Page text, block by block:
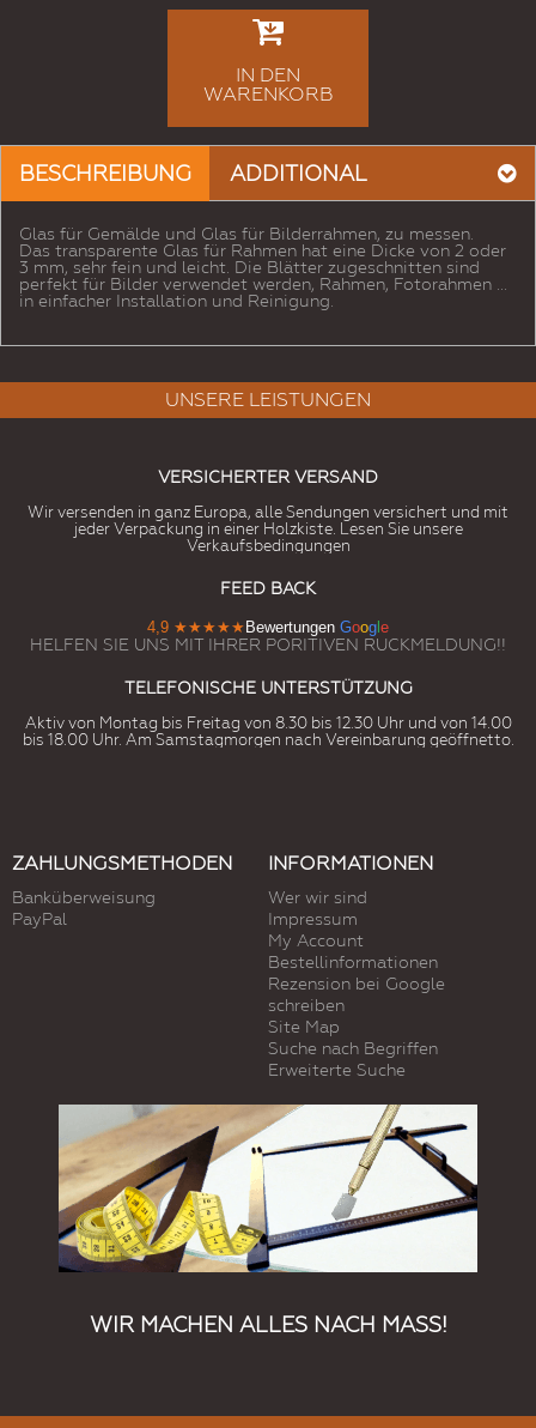
IN DEN
WARENKORB
BESCHREIBUNG ADDITIONAL
Glas für Gemälde und Glas für Bilderrahmen, zu messen.
Das transparente Glas für Rahmen hat eine Dicke von 2 oder
3 mm, sehr fein und leicht. Die Blätter zugeschnitten sind
perfekt für Bilder verwendet werden, Rahmen, Fotorahmen ...
in einfacher Installation und Reinigung.
UNSERE LEISTUNGEN
VERSICHERTER VERSAND
Wir versenden in ganz Europa, alle Sendungen versichert und mit
jeder Verpackung in einer Holzkiste. Lesen Sie unsere
Verkaufsbedingungen
FEED BACK
4,9 ★★★★★ Bewertungen Goog e
HELFEN SIE UNS MIT IHRER PORITIVEN RUCKMELDUNG!!
TELEFONISCHE UNTERSTÜTZUNG
Aktiv von Montag bis Freitag von 8.30 bis 12.30 Uhr und von 14.00
bis 18.00 Uhr. Am Samstagmorgen nach Vereinbarung geöffnetto.
ZAHLUNGSMETHODEN
Banküberweisung
PayPal
INFORMATIONEN
Wer wir sind
Impressum
My Account
Bestellinformationen
Rezension bei Google
schreiben
Site Map
Suche nach Begriffen
Erweiterte Suche
WIR MACHEN ALLES NACH MASS!